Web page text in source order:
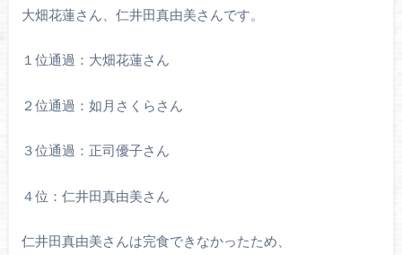
大畑花蓮さん、仁井田真由美さんです。
１位通過：大畑花蓮さん
２位通過：如月さくらさん
３位通過：正司優子さん
４位：仁井田真由美さん
仁井田真由美さんは完食できなかったため、